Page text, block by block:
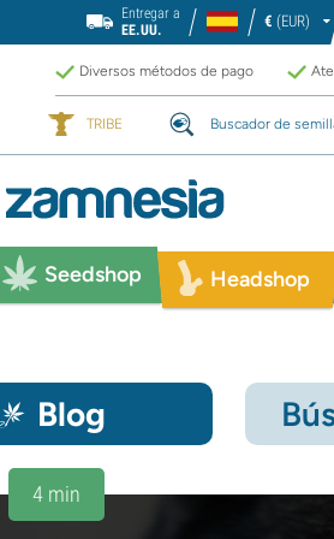
Entregar a
EE.UU.
€ (EUR)
Diversos métodos de pago
TRIBE Buscador de
Seedshop Headshop
Blog
4 min